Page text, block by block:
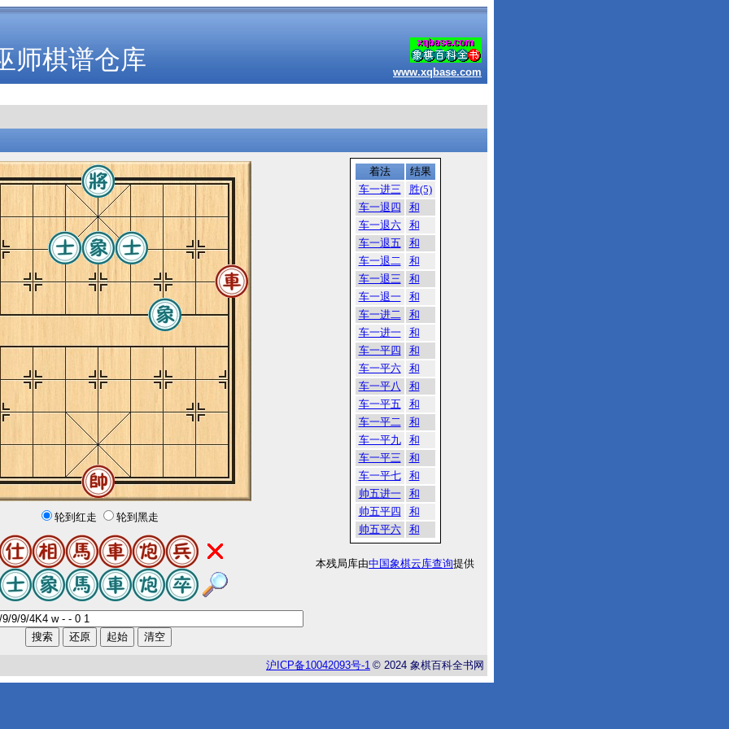
师棋谱仓库 www.xqbase.com
轮到红走 轮到黑走
着法
结果
车一进三
胜(5)
车一退四
和
车一退六
和
车一退五
和
车一退二
和
车一退三
和
车一退一
和
车一进二
和
车一进一
和
车一平四
和
车一平六
和
车一平八
和
车一平五
和
车一平二
和
车一平九
和
车一平三
和
车一平七
和
帅五进一
和
帅五平四
和
帅五平六
和
本残局库由中国象棋云库查询提供
沪 ICP备10042093号-1 © 2024 象棋百科全书网